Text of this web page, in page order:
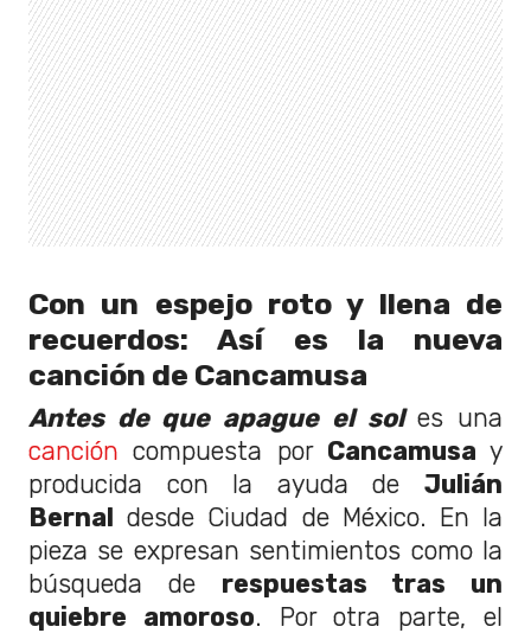
Con un espejo roto y llena de
recuerdos: Así es la nueva
canción de Cancamusa
Antes de que apague el soles una
canción compuesta por Cancamusa y
producida con la ayuda de Julián
Bernal desde Ciudad de México. En la
pieza se expresan sentimientos como la
búsqueda de respuestas tras un
quiebre amoroso. Por otra parte, el